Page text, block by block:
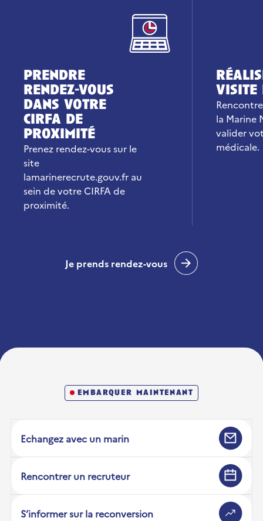
prendre
rendez-vous
dans votre
cirfa de
proximité
Prenez rendez-vous sur le
site
lamarinerecrute.gouv.fr au
sein de votre CIRFA de
proximité.
visite
la Marine
valider
médicale.
Je prends rendez-vous
embarquer maintenant
Echangez avec un marin
Rencontrer un recruteur
S’informer sur la reconversion